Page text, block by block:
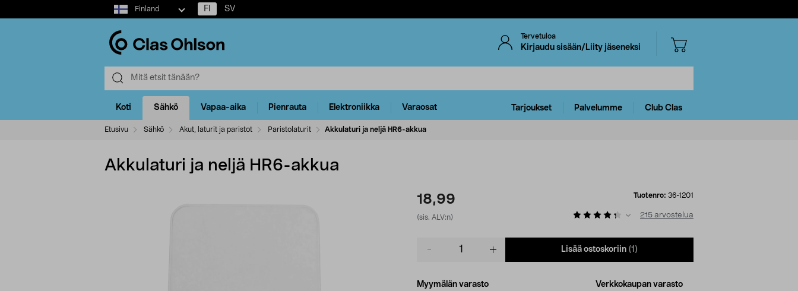
Select
market
Finland FI SV
Tervetuloa
Kirjaudu sisään/Liity jäseneksi
Koti Sähkö Vapaa-aika Pienrauta Elektroniikka Varaosat Tarjoukset Palvelumme Club Clas
Etusivu Sähkö Akut, laturit ja paristot Paristolaturit Akkulaturi ja neljä HR6-akkua
Akkulaturi ja neljä HR6-akkua
18,99
(sis. ALV:n)
Tuotenro: 36-1201
215 arvostelua
Lisää ostoskoriin (1)
Myymälän varasto
Verkkokaupan varasto